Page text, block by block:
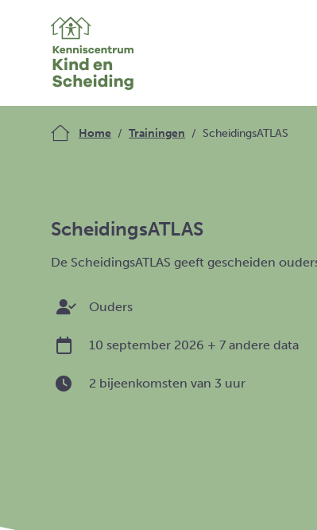
Home Trainingen ScheidingsATLAS
ScheidingsATLAS
De ScheidingsATLAS geeft gescheiden
Ouders
10 september 2026 + 7 andere data
2 bijeenkomsten van 3 uur